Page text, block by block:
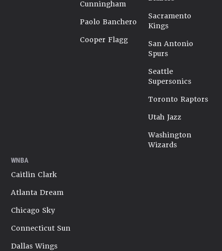
Cunningham
Paolo Banchero
Cooper Flagg
Sacramento
Kings
San Antonio
Spurs
Seattle
Supersonics
Toronto Raptors
Utah Jazz
Washington
Wizards
WNBA
Caitlin Clark
Atlanta Dream
Chicago Sky
Connecticut Sun
Dallas Wings